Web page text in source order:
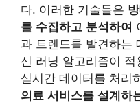
다. 이러한 기술들은
를 수집하고 분석하여
과 트렌드를 발견하는
신 러닝 알고리즘이
실시간 데이터를 처리
의료 서비스를 설계하